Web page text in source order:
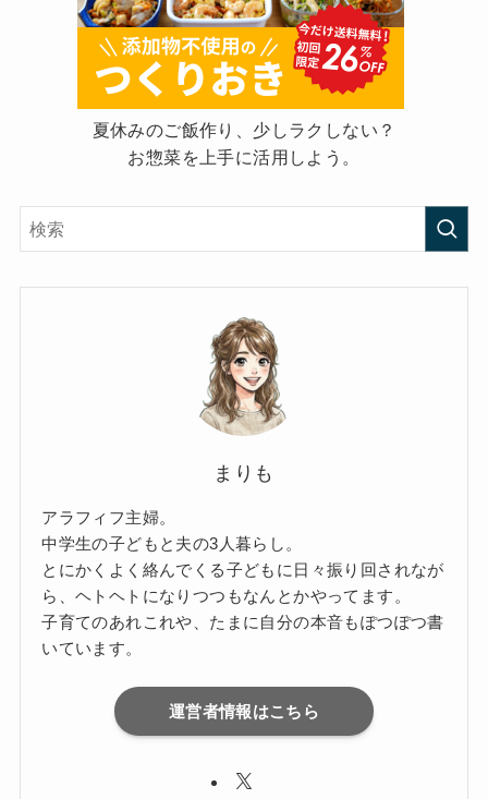
夏休みのご飯作り、少しラクしない？
お惣菜を上手に活用しよう。
まりも
アラフィフ主婦。
中学生の子どもと夫の3人暮らし。
とにかくよく絡んでくる子どもに日々振り回されなが
ら、ヘトヘトになりつつもなんとかやってます。
子育てのあれこれや、たまに自分の本音もぽつぽつ書
いています。
運営者情報はこちら